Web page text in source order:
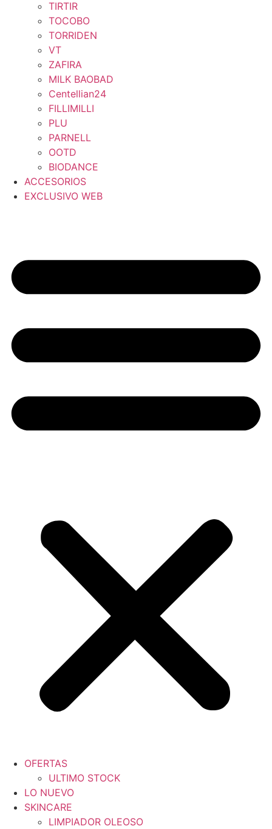
TIRTIR
TOCOBO
TORRIDEN
VT
ZAFIRA
MILK BAOBAD
Centellian24
FILLIMILLI
PLU
PARNELL
OOTD
BIODANCE
ACCESORIOS
EXCLUSIVO WEB
OFERTAS
ULTIMO STOCK
LO NUEVO
SKINCARE
LIMPIADOR OLEOSO